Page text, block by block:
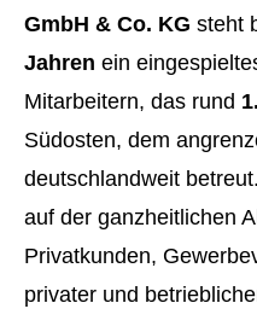
GmbH & Co. KG steht
Jahren ein
Mitarbeitern, das rund
Südosten, dem
deutschlandweit
auf der ganzheitlichen
Privatkunden,
privater und